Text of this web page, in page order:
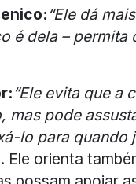
“Ele dá
é dela –
“Ele evita que a
mas pode
lo para quando
Ele orienta